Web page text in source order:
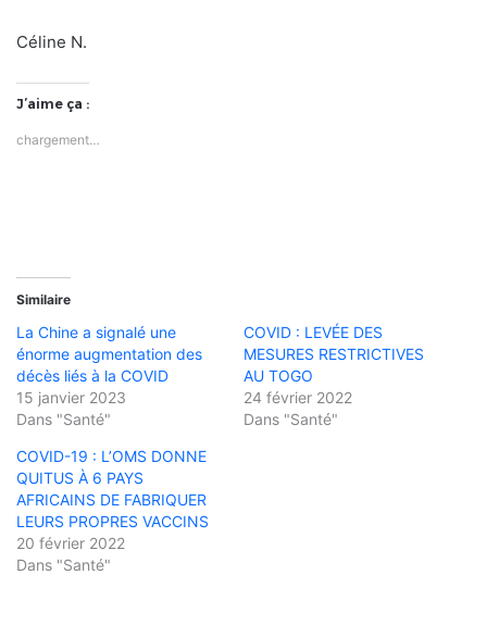
Céline N.
J’aime ça :
chargement…
Similaire
La Chine a signalé une
énorme augmentation des
décès liés à la COVID
15 janvier 2023
Dans "Santé"
COVID : LEVÉE DES
MESURES RESTRICTIVES
AU TOGO
24 février 2022
Dans "Santé"
COVID-19 : L’OMS DONNE
QUITUS À 6 PAYS
AFRICAINS DE FABRIQUER
LEURS PROPRES VACCINS
20 février 2022
Dans "Santé"